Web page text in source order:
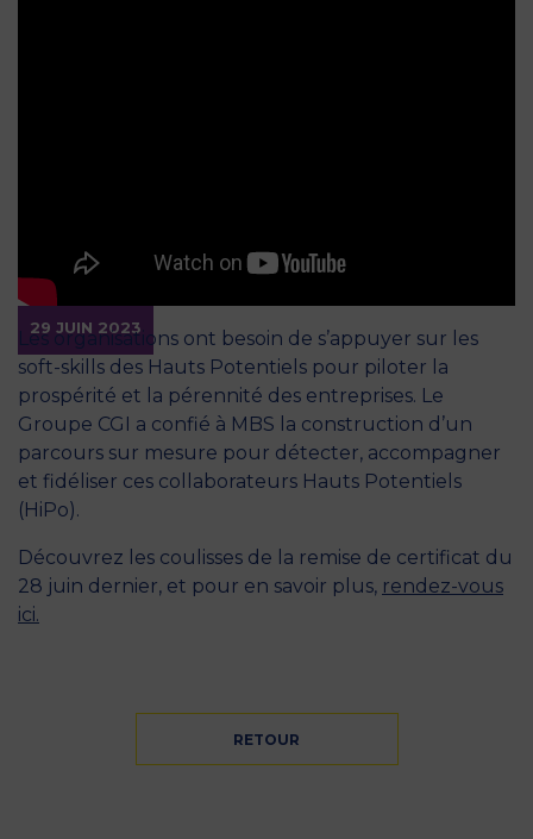
29 JUIN 2023
Les organisations ont besoin de s’appuyer sur les
soft-skills des Hauts Potentiels pour piloter la
prospérité et la pérennité des entreprises. Le
Groupe CGI a confié à MBS la construction d’un
parcours sur mesure pour détecter, accompagner
et fidéliser ces collaborateurs Hauts Potentiels
(HiPo).
Découvrez les coulisses de la remise de certificat du
28 juin dernier, et pour en savoir plus, rendez-vous
ici.
RETOUR